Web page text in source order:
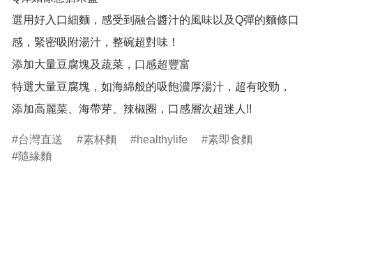
選用好入口細麵，感受到融合醬汁的風味以及Q彈的麵條口
感，緊密吸附湯汁，整碗超對味！
添加大量豆腐塊及蔬菜，口感超豐富
特選大量豆腐塊，如海綿般的吸飽濃厚湯汁，超有咬勁，
添加高麗菜、海帶芽、辣椒圈，口感層次超迷人!!
台灣直送 素杯麵 healthylife
素即食麵
隨緣麵